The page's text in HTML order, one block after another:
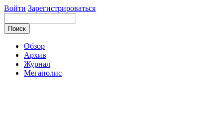
Войти Зарегистрироваться
Обзор
Архив
Журнал
Мегаполис